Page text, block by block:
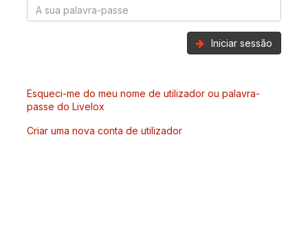
Iniciar sessão
Esqueci-me do meu nome de utilizador ou palavra-
passe do Livelox
Criar uma nova conta de utilizador